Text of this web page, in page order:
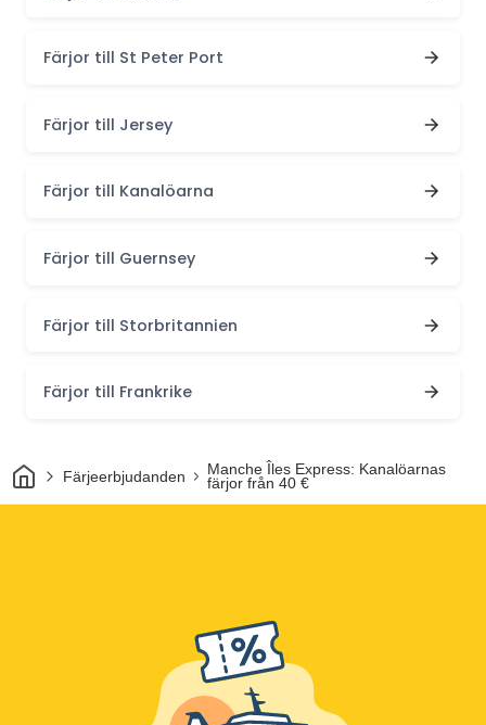
Färjor till St Peter Port
Färjor till Jersey
Färjor till Kanalöarna
Färjor till Guernsey
Färjor till Storbritannien
Färjor till Frankrike
HemFärjeerbjudanden
Manche Îles Express: Kanalöarnas
färjor från 40 €